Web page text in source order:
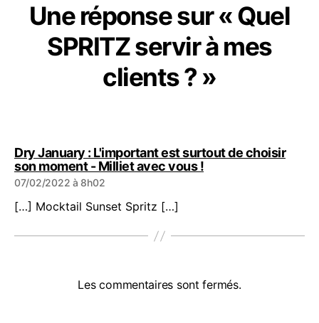
Une réponse sur « Quel
SPRITZ servir à mes
clients ? »
Dry January : L'important est surtout de choisir
son moment - Milliet avec vous !dit :
07/02/2022 à 8h02
[…] Mocktail Sunset Spritz […]
Les commentaires sont fermés.